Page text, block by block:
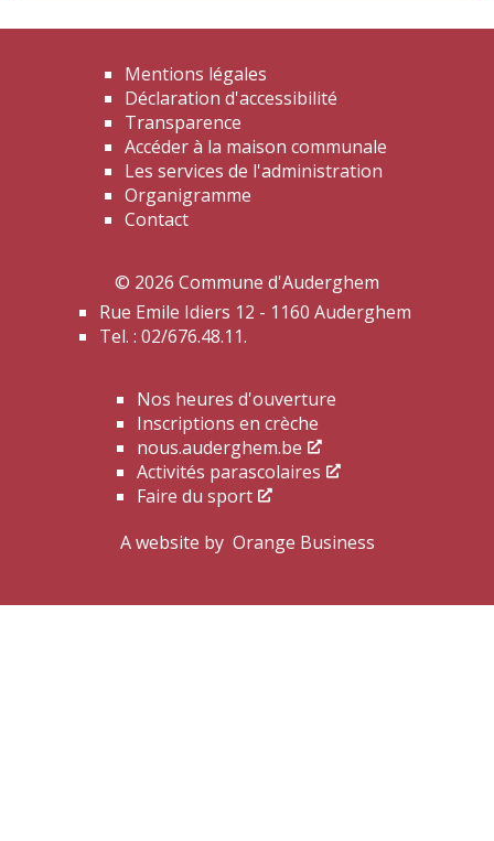
Mentions légales
Déclaration d'accessibilité
Transparence
Accéder à la maison communale
Les services de l'administration
Organigramme
Contact
© 2026 Commune d'Auderghem
Rue Emile Idiers 12 - 1160 Auderghem
Tel. : 02/676.48.11.
Nos heures d'ouverture
Inscriptions en crèche
nous.auderghem.be
Activités parascolaires
Faire du sport
A website by Orange Business